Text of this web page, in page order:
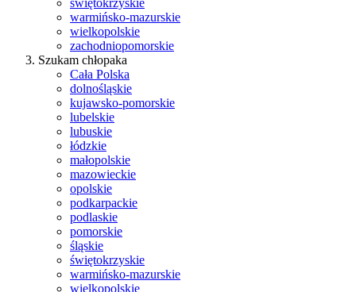
świętokrzyskie
warmińsko-mazurskie
wielkopolskie
zachodniopomorskie
Szukam chłopaka
Cała Polska
dolnośląskie
kujawsko-pomorskie
lubelskie
lubuskie
łódzkie
małopolskie
mazowieckie
opolskie
podkarpackie
podlaskie
pomorskie
śląskie
świętokrzyskie
warmińsko-mazurskie
wielkopolskie